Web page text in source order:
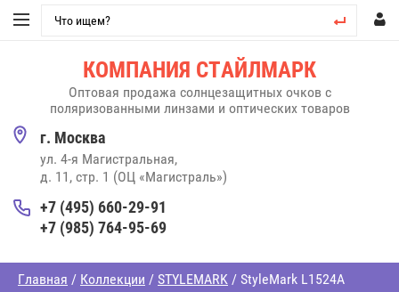
КОМПАНИЯ СТАЙЛМАРК
Оптовая продажа солнцезащитных очков с
поляризованными линзами и оптических товаров
г. Москва
ул. 4-я Магистральная,
д. 11, стр. 1 (ОЦ «Магистраль»)
+7 (495) 660-29-91
+7 (985) 764-95-69
Главная / Коллекции / STYLEMARK / StyleMark L1524A